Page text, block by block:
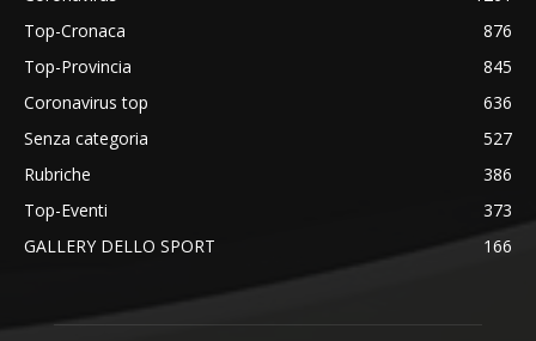
Top-Cronaca
876
Top-Provincia
845
Coronavirus top
636
Senza categoria
527
Rubriche
386
Top-Eventi
373
GALLERY DELLO SPORT
166